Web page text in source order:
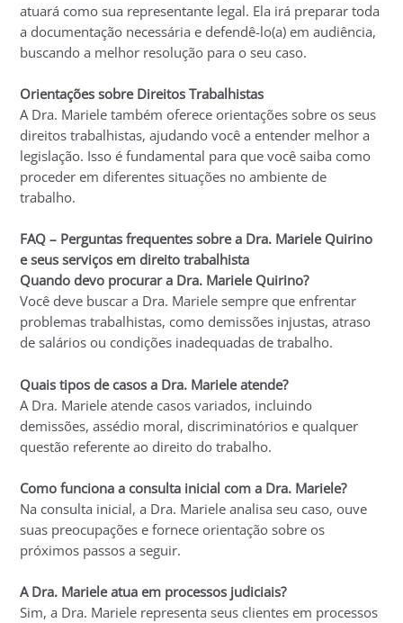
atuará como sua representante legal. Ela irá preparar toda
a documentação necessária e defendê-lo(a) em audiência,
buscando a melhor resolução para o seu caso.
Orientações sobre Direitos Trabalhistas
A Dra. Mariele também oferece orientações sobre os seus
direitos trabalhistas, ajudando você a entender melhor a
legislação. Isso é fundamental para que você saiba como
proceder em diferentes situações no ambiente de
trabalho.
FAQ – Perguntas frequentes sobre a Dra. Mariele Quirino
e seus serviços em direito trabalhista
Quando devo procurar a Dra. Mariele Quirino?
Você deve buscar a Dra. Mariele sempre que enfrentar
problemas trabalhistas, como demissões injustas, atraso
de salários ou condições inadequadas de trabalho.
Quais tipos de casos a Dra. Mariele atende?
A Dra. Mariele atende casos variados, incluindo
demissões, assédio moral, discriminatórios e qualquer
questão referente ao direito do trabalho.
Como funciona a consulta inicial com a Dra. Mariele?
Na consulta inicial, a Dra. Mariele analisa seu caso, ouve
suas preocupações e fornece orientação sobre os
próximos passos a seguir.
A Dra. Mariele atua em processos judiciais?
Sim, a Dra. Mariele representa seus clientes em processos